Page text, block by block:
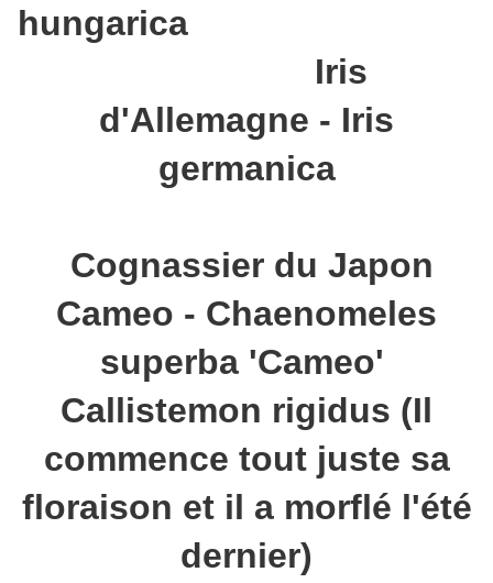
hungarica
Iris
d'Allemagne - Iris
germanica
Cognassier du Japon
Cameo - Chaenomeles
superba 'Cameo'
Callistemon rigidus (Il
commence tout juste sa
floraison et il a morflé l'été
dernier)